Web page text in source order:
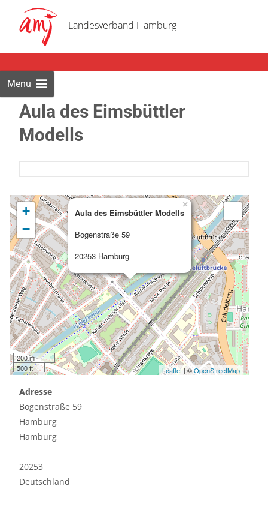
Landesverband Hamburg
Menu
Aula des Eimsbüttler
Modells
Aula des Eimsbüttler Modells
Bogenstraße 59
20253 Hamburg
×
+
−
200 m
500 ft
Leaflet | ©OpenStreetMap
Adresse
Bogenstraße 59
Hamburg
Hamburg
20253
Deutschland